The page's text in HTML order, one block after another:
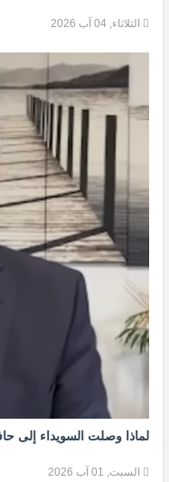
الثلاثاء, 04 آب 2026
لماذا وصلت السويداء إلى
السبت, 01 آب 2026